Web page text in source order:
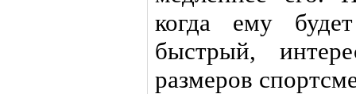
когда ему
быстрый,
размеров